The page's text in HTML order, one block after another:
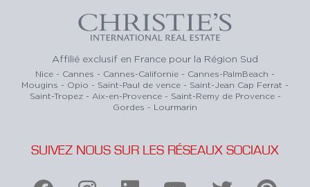
Affilié exclusif en France pour la Région Sud
Nice - Cannes - Cannes-Californie - Cannes-PalmBeach -
Mougins - Opio - Saint-Paul de vence - Saint-Jean Cap Ferrat -
Saint-Tropez - Aix-en-Provence - Saint-Remy de Provence -
Gordes - Lourmarin
SUIVEZ NOUS SUR LES RÉSEAUX SOCIAUX